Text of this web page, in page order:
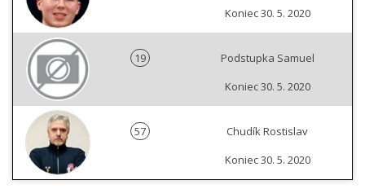
Koniec 30. 5. 2020
19
Podstupka Samuel
Koniec 30. 5. 2020
57
Chudík Rostislav
Koniec 30. 5. 2020